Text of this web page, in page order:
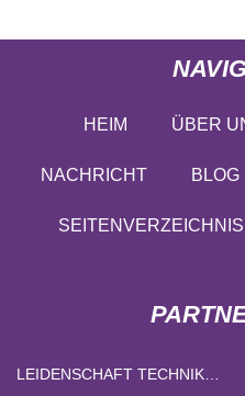
HEIM ÜBER
NACHRICHT BLOG
SEITENVERZEICHNIS
LEIDENSCHAFT TECHNIK